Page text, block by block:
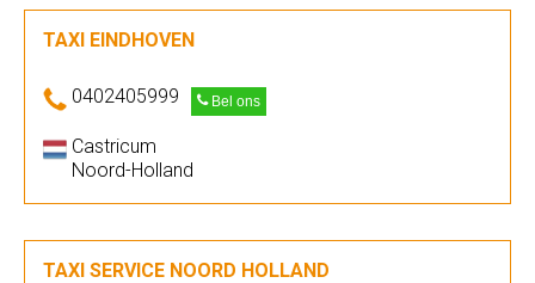
TAXI EINDHOVEN
0402405999 Bel ons
Castricum
Noord-Holland
TAXI SERVICE NOORD HOLLAND